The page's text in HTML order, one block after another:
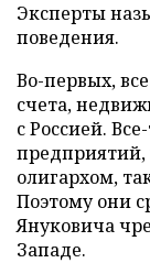
Эксперты
поведения.
Во-первых,
счета,
с Россией.
олигархом,
Поэтому они
Януковича
Западе.